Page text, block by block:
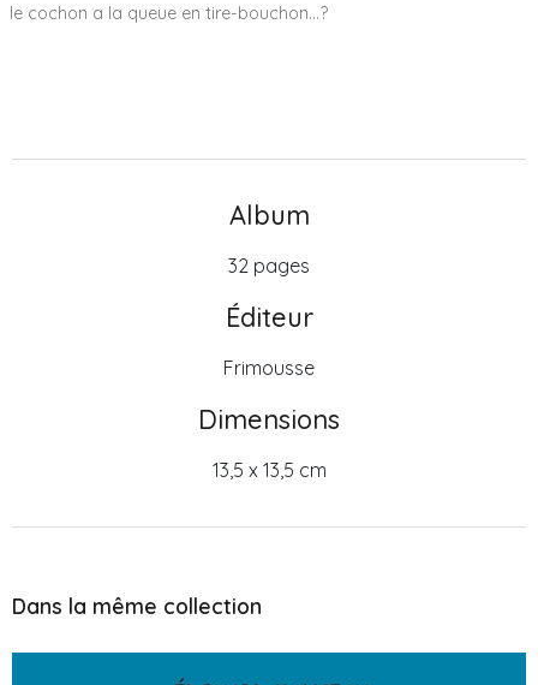
le cochon a la queue en tire-bouchon…?
Album
32 pages
Éditeur
Frimousse
Dimensions
13,5 x 13,5 cm
Dans la même collection